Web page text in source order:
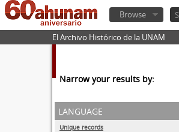
Browse
El Archivo Histórico de la UNAM
Narrow your results by:
language
Unique records